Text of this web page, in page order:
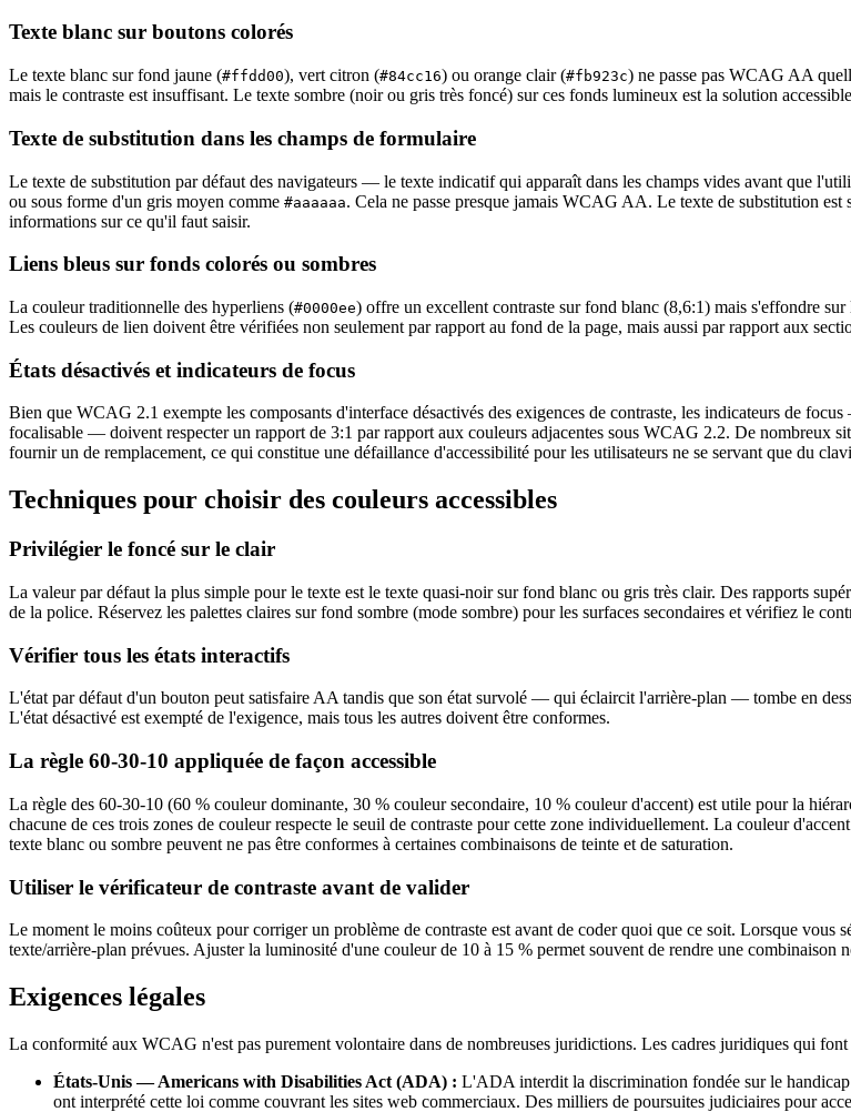
Texte blanc sur boutons colorés
Le texte blanc sur fond jaune (#ffdd00), vert citron (#84cc16) ou orange clair (#fb923c) ne passe pas WCAG AA
mais le contraste est insuffisant. Le texte sombre (noir ou gris très foncé) sur ces fonds lumineux est la solution
Texte de substitution dans les champs de formulaire
Le texte de substitution par défaut des navigateurs — le texte indicatif qui apparaît dans les champs vides avant que
ou sous forme d'un gris moyen comme #aaaaaa. Cela ne passe presque jamais WCAG AA. Le texte de substitution
informations sur ce qu'il faut saisir.
Liens bleus sur fonds colorés ou sombres
La couleur traditionnelle des hyperliens (#0000ee) offre un excellent contraste sur fond blanc (8,6:1) mais s'effondre
Les couleurs de lien doivent être vérifiées non seulement par rapport au fond de la page, mais aussi par rapport aux
États désactivés et indicateurs de focus
Bien que WCAG 2.1 exempte les composants d'interface désactivés des exigences de contraste, les indicateurs de
focalisable — doivent respecter un rapport de 3:1 par rapport aux couleurs adjacentes sous WCAG 2.2. De nombreux
fournir un de remplacement, ce qui constitue une défaillance d'accessibilité pour les utilisateurs ne se servant que du
Techniques pour choisir des couleurs accessibles
Privilégier le foncé sur le clair
La valeur par défaut la plus simple pour le texte est le texte quasi-noir sur fond blanc ou gris très clair. Des rapports
de la police. Réservez les palettes claires sur fond sombre (mode sombre) pour les surfaces secondaires et vérifiez le
Vérifier tous les états interactifs
L'état par défaut d'un bouton peut satisfaire AA tandis que son état survolé — qui éclaircit l'arrière-plan — tombe en
L'état désactivé est exempté de l'exigence, mais tous les autres doivent être conformes.
La règle 60-30-10 appliquée de façon accessible
La règle des 60-30-10 (60 % couleur dominante, 30 % couleur secondaire, 10 % couleur d'accent) est utile pour la
chacune de ces trois zones de couleur respecte le seuil de contraste pour cette zone individuellement. La couleur
texte blanc ou sombre peuvent ne pas être conformes à certaines combinaisons de teinte et de saturation.
Utiliser le vérificateur de contraste avant de valider
Le moment le moins coûteux pour corriger un problème de contraste est avant de coder quoi que ce soit. Lorsque vous
texte/arrière-plan prévues. Ajuster la luminosité d'une couleur de 10 à 15 % permet souvent de rendre une
Exigences légales
La conformité aux WCAG n'est pas purement volontaire dans de nombreuses juridictions. Les cadres juridiques qui
États-Unis — Americans with Disabilities Act (ADA) : L'ADA interdit la discrimination fondée sur le
ont interprété cette loi comme couvrant les sites web commerciaux. Des milliers de poursuites judiciaires pour